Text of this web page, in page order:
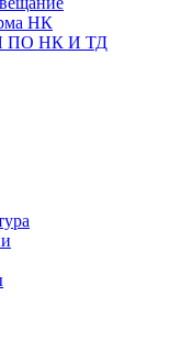
НК
НК И ТД